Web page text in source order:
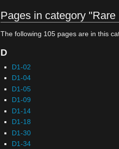
Pages in category "Rare
The following 105 pages are in this
D
D1-02
D1-04
D1-05
D1-09
D1-14
D1-18
D1-30
D1-34